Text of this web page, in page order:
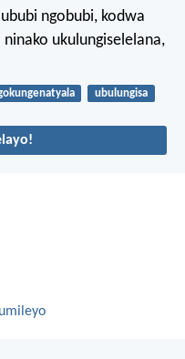
ngobubi, kodwa
ukulungiselelana,
ubulungisa